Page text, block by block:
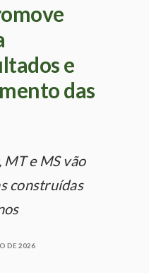
e
das
MT e MS vão
construídas
DE 2026